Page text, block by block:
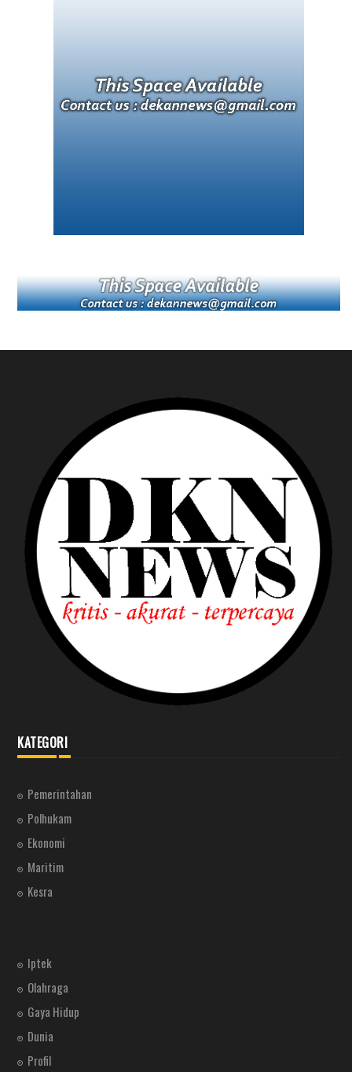
KATEGORI
Pemerintahan
Polhukam
Ekonomi
Maritim
Kesra
Iptek
Olahraga
Gaya Hidup
Dunia
Profil